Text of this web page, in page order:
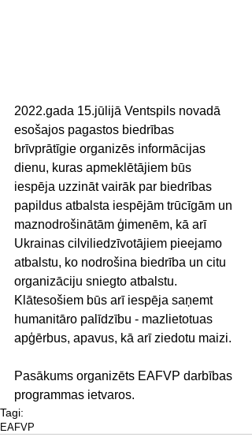
2022.gada 15.jūlijā Ventspils novadā
esošajos pagastos biedrības
brīvprātīgie organizēs informācijas
dienu, kuras apmeklētājiem būs
iespēja uzzināt vairāk par biedrības
papildus atbalsta iespējām trūcīgām un
maznodrošinātām ģimenēm, kā arī
Ukrainas cilviliedzīvotājiem pieejamo
atbalstu, ko nodrošina biedrība un citu
organizāciju sniegto atbalstu.
Klātesošiem būs arī iespēja saņemt
humanitāro palīdzību - mazlietotuas
apģērbus, apavus, kā arī ziedotu maizi.
Pasākums organizēts EAFVP darbības
programmas ietvaros.
Tagi:
EAFVP